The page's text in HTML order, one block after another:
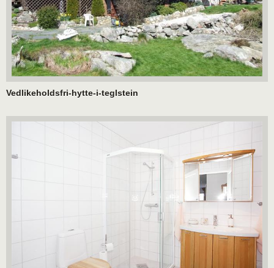
Vedlikeholdsfri-hytte-i-teglstein